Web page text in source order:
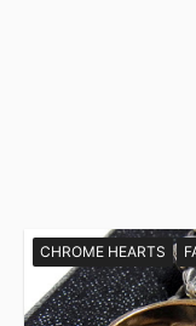
CHROME HEARTS